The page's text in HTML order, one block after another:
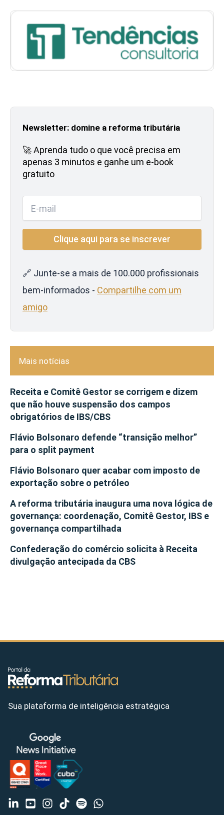
Newsletter: domine a reforma tributária
🚀 Aprenda tudo o que você precisa em
apenas 3 minutos e ganhe um e-book
gratuito
🔗 Junte-se a mais de 100.000 profissionais
bem-informados - Compartilhe com um
amigo
Mais notícias
Receita e Comitê Gestor se corrigem e dizem
que não houve suspensão dos campos
obrigatórios de IBS/CBS
Flávio Bolsonaro defende “transição melhor”
para o split payment
Flávio Bolsonaro quer acabar com imposto de
exportação sobre o petróleo
A reforma tributária inaugura uma nova lógica de
governança: coordenação, Comitê Gestor, IBS e
governança compartilhada
Confederação do comércio solicita à Receita
divulgação antecipada da CBS
Sua plataforma de inteligência estratégica